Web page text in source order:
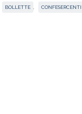
BOLLETTE